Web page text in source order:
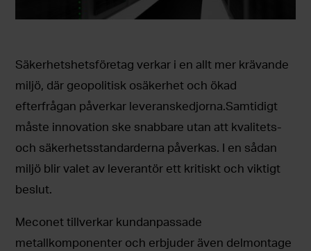
Säkerhetshetsföretag verkar i en allt mer krävande
miljö, där geopolitisk osäkerhet och ökad
efterfrågan påverkar leveranskedjorna.Samtidigt
måste innovation ske snabbare utan att kvalitets-
och säkerhetsstandarderna påverkas. I en sådan
miljö blir valet av leverantör ett kritiskt och viktigt
beslut.
Meconet tillverkar kundanpassade
metallkomponenter och erbjuder även delmontage